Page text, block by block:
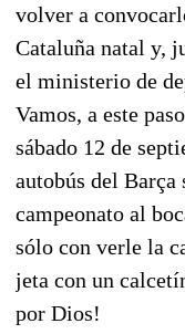
volver a
Cataluña natal y,
el ministerio de
Vamos, a este
sábado 12 de
autobús del Barça
campeonato al
sólo con verle la
jeta con un
por Dios!